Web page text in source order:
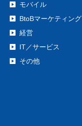
モバイル
BtoBマーケティング
経営
IT／サービス
その他